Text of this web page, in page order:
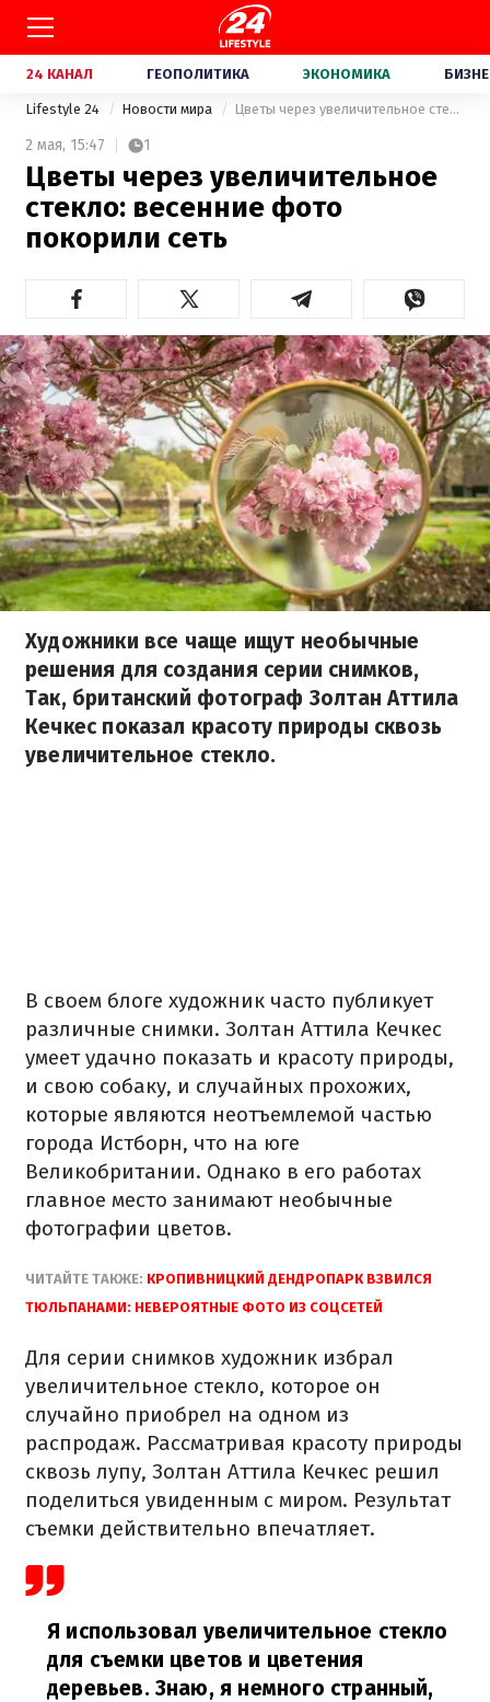
24 КАНАЛ ГЕОПОЛИТИКА ЭКОНОМИКА
Lifestyle 24 Новости мира Цветы через увеличительное стекло: весенние фото покорили сеть
2 мая, 15:47 1
Цветы через увеличительное
стекло: весенние фото
покорили сеть
Художники все чаще ищут необычные
решения для создания серии снимков,
Так, британский фотограф Золтан Аттила
Кечкес показал красоту природы сквозь
увеличительное стекло.
В своем блоге художник часто публикует
различные снимки. Золтан Аттила Кечкес
умеет удачно показать и красоту природы,
и свою собаку, и случайных прохожих,
которые являются неотъемлемой частью
города Истборн, что на юге
Великобритании. Однако в его работах
главное место занимают необычные
фотографии цветов.
ЧИТАЙТЕ ТАКЖЕ: КРОПИВНИЦКИЙ ДЕНДРОПАРК ВЗВИЛСЯ
ТЮЛЬПАНАМИ: НЕВЕРОЯТНЫЕ ФОТО ИЗ СОЦСЕТЕЙ
Для серии снимков художник избрал
увеличительное стекло, которое он
случайно приобрел на одном из
распродаж. Рассматривая красоту природы
сквозь лупу, Золтан Аттила Кечкес решил
поделиться увиденным с миром. Результат
съемки действительно впечатляет.
Я использовал увеличительное стекло
для съемки цветов и цветения
деревьев. Знаю, я немного странный,